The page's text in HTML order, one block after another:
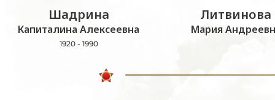
Шадрина
Капиталина Алексеевна
1920 - 1990
Литвинова
Мария